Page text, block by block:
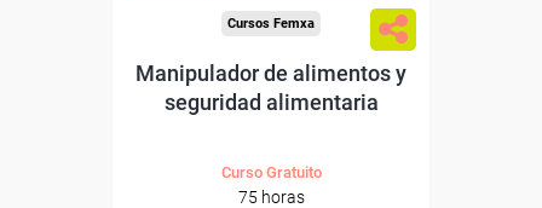
Cursos Femxa
Manipulador de alimentos y
seguridad alimentaria
Curso Gratuito
75 horas